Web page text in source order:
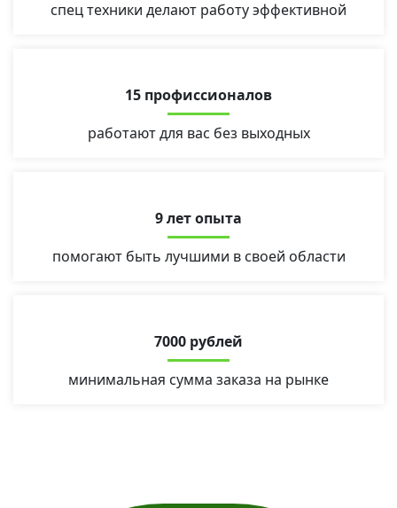
спец техники делают работу эффективной
15 профиссионалов
работают для вас без выходных
9 лет опыта
помогают быть лучшими в своей области
7000 рублей
минимальная сумма заказа на рынке